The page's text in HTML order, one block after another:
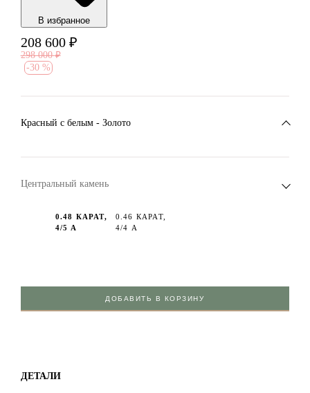
В избранноe
208 600 ₽
298 000 ₽
-30 %
Красный c белым - Золото
Центральный камень
0.48 КАРАТ,
4/5 А
0.46 КАРАТ,
4/4 А
ДОБАВИТЬ В КОРЗИНУ
ДЕТАЛИ